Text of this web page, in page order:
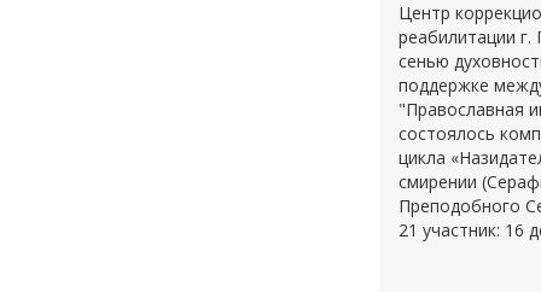
Центр
реабилитации
сенью
поддержке
"Православная
состоялось
цикла
смирении
Преподобного
21 участник: 16